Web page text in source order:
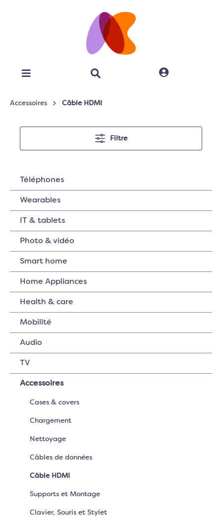
Accessoires Câble HDMI
Filtre
Téléphones
Wearables
IT & tablets
Photo & vidéo
Smart home
Home Appliances
Health & care
Mobilité
Audio
TV
Accessoires
Cases & covers
Chargement
Nettoyage
Câbles de données
Câble HDMI
Supports et Montage
Clavier, Souris et Stylet